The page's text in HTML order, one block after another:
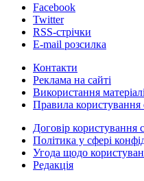
Facebook
Twitter
RSS-стрічки
E-mail розсилка
Контакти
Реклама на сайті
Використання
Правила користування
Договір користування
Політика у сфері
Угода щодо
Редакція